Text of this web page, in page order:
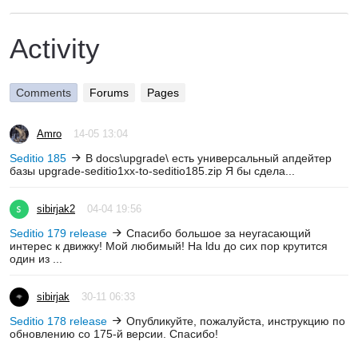
Activity
Comments Forums Pages
Amro 14-05 13:04
Seditio 185
В docs\upgrade\ есть универсальный апдейтер
базы upgrade-seditio1xx-to-seditio185.zip Я бы сдела...
sibirjak2 04-04 19:56
Seditio 179 release
Спасибо большое за неугасающий
интерес к движку! Мой любимый! На ldu до сих пор крутится
один из ...
sibirjak 30-11 06:33
Seditio 178 release
Опубликуйте, пожалуйста, инструкцию по
обновлению со 175-й версии. Спасибо!